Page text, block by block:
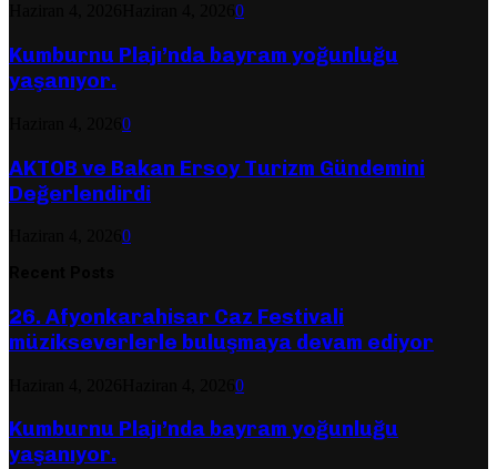
0
Kumburnu Plajı’nda bayram yoğunluğu
yaşanıyor.
0
AKTOB ve Bakan Ersoy Turizm Gündemini
Değerlendirdi
0
26. Afyonkarahisar Caz Festivali
müzikseverlerle buluşmaya devam ediyor
0
Kumburnu Plajı’nda bayram yoğunluğu
yaşanıyor.